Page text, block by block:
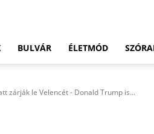
BULVÁR ÉLETMÓD
zárják le Velencét - Donald Trump is...